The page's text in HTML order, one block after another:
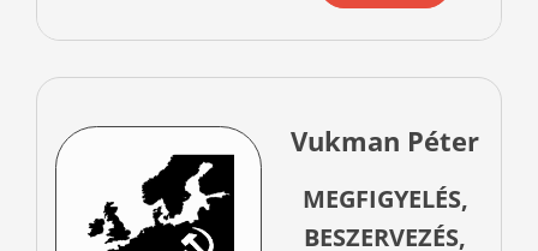
Vukman Péter
MEGFIGYELÉS,
BESZERVEZÉS,